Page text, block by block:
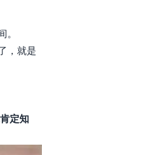
。
，就是
定知